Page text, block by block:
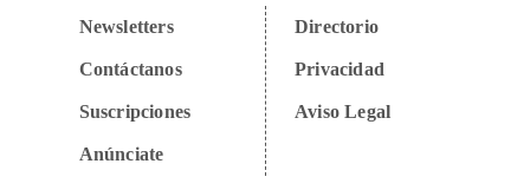
Newsletters
Contáctanos
Suscripciones
Anúnciate
Directorio
Privacidad
Aviso Legal